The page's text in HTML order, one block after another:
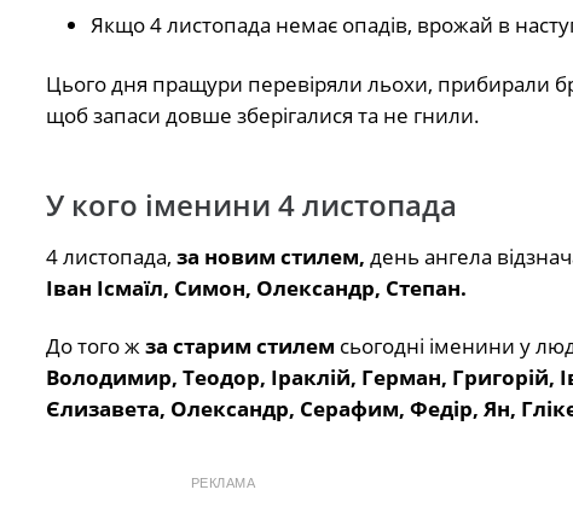
Якщо 4 листопада немає опадів, врожай в
Цього дня пращури перевіряли льохи, прибирали
щоб запаси довше зберігалися та не гнили.
У кого іменини 4 листопада
4 листопада, за новим стилем, день ангела
Іван Ісмаїл, Симон, Олександр, Степан.
До того жза старим стилем сьогодні іменини у
Володимир, Теодор, Іраклій, Герман, Григорій,
Єлизавета, Олександр, Серафим, Федір, Ян,
РЕКЛАМА